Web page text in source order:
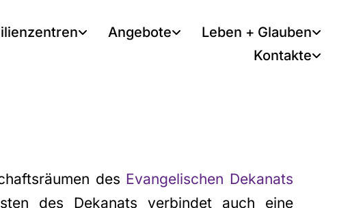
Angebote
Leben + Glauben
Kontakte
des Evangelischen Dekanats
des Dekanats verbindet auch eine